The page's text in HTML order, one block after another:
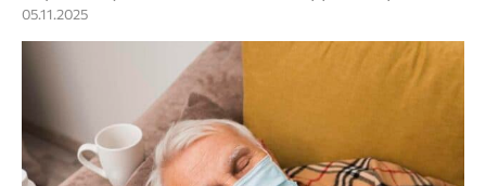
05.11.2025